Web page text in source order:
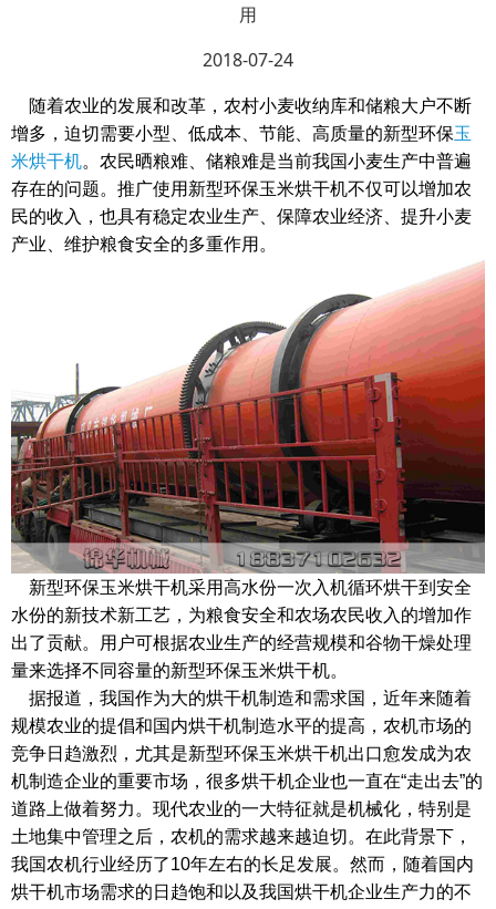
用
2018-07-24
随着农业的发展和改革，农村小麦收纳库和储粮大户不断
增多，迫切需要小型、低成本、节能、高质量的新型环保玉
米烘干机。农民晒粮难、储粮难是当前我国小麦生产中普遍
存在的问题。推广使用新型环保玉米烘干机不仅可以增加农
民的收入，也具有稳定农业生产、保障农业经济、提升小麦
产业、维护粮食安全的多重作用。
新型环保玉米烘干机采用高水份一次入机循环烘干到安全
水份的新技术新工艺，为粮食安全和农场农民收入的增加作
出了贡献。用户可根据农业生产的经营规模和谷物干燥处理
量来选择不同容量的新型环保玉米烘干机。
据报道，我国作为大的烘干机制造和需求国，近年来随着
规模农业的提倡和国内烘干机制造水平的提高，农机市场的
竞争日趋激烈，尤其是新型环保玉米烘干机出口愈发成为农
机制造企业的重要市场，很多烘干机企业也一直在“走出去”的
道路上做着努力。现代农业的一大特征就是机械化，特别是
土地集中管理之后，农机的需求越来越迫切。在此背景下，
我国农机行业经历了10年左右的长足发展。然而，随着国内
烘干机市场需求的日趋饱和以及我国烘干机企业生产力的不